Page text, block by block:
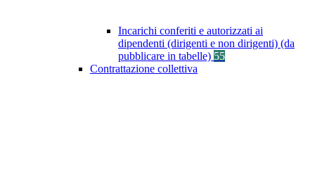
Incarichi conferiti e autorizzati ai
dipendenti (dirigenti e non dirigenti) (da
pubblicare in tabelle) 55
Contrattazione collettiva